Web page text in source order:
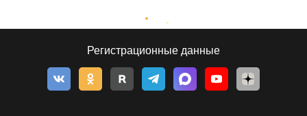
Регистрационные данные